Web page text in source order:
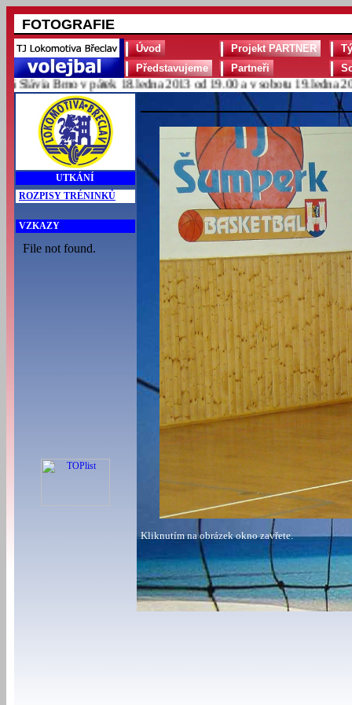
FOTOGRAFIE
Úvod Projekt PARTNER
Představujeme
Partneři
Brno v pátek 18.ledna 2013 od 19.00 a v sobotu 19.ledna 2013
UTKÁNÍ
ROZPISY TRÉNINKŮ
VZKAZY
Kliknutím na obrázek okno zavřete.